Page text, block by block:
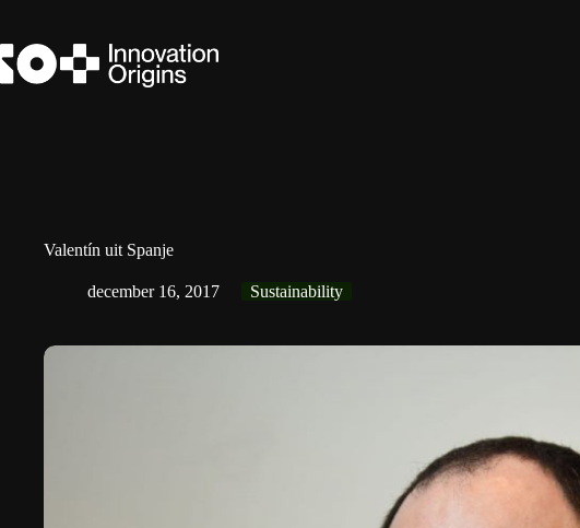
de
inhoud
Valentín uit Spanje
december 16, 2017 Sustainability